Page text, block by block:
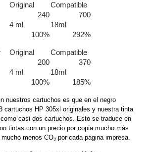
Original
Compatible
240
700
4 ml
18ml
100% 292%
Original
Compatible
200
370
4 ml
18ml
100% 185%
nuestros cartuchos es que en el negro
cartuchos HP 305xl originales y nuestra tinta
casi dos cartuchos. Esto se traduce en
tintas con un precio por copia mucho más
menos CO2 por cada página impresa.